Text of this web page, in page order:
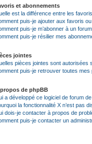
et abonnements
est la différence entre les
puis-je ajouter aux favoris
puis-je m’abonner à un
puis-je résilier mes
jointes
pièces jointes sont autorisées
puis-je retrouver toutes mes
de phpBB
a développé ce logiciel de forum
la fonctionnalité X n’est pas
dois-je contacter à propos de
puis-je contacter un